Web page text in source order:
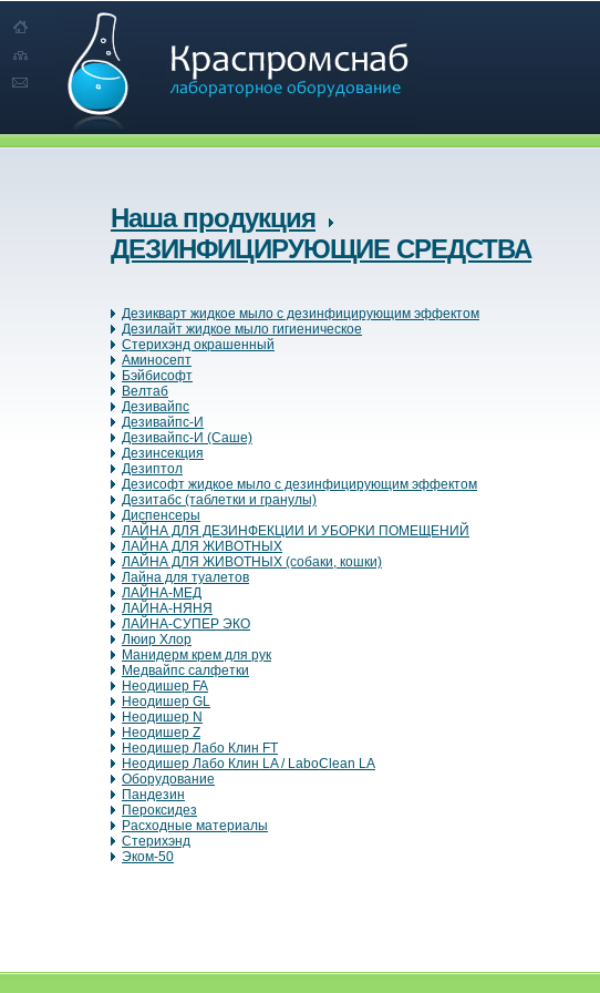
Наша продукция
ДЕЗИНФИЦИРУЮЩИЕ СРЕДСТВА
Дезикварт жидкое мыло с дезинфицирующим эффектом
Дезилайт жидкое мыло гигиеническое
Стерихэнд окрашенный
Аминосепт
Бэйбисофт
Велтаб
Дезивайпс
Дезивайпс-И
Дезивайпс-И (Саше)
Дезинсекция
Дезиптол
Дезисофт жидкое мыло с дезинфицирующим эффектом
Дезитабс (таблетки и гранулы)
Диспенсеры
ЛАЙНА ДЛЯ ДЕЗИНФЕКЦИИ И УБОРКИ ПОМЕЩЕНИЙ
ЛАЙНА ДЛЯ ЖИВОТНЫХ
ЛАЙНА ДЛЯ ЖИВОТНЫХ (собаки, кошки)
Лайна для туалетов
ЛАЙНА-МЕД
ЛАЙНА-НЯНЯ
ЛАЙНА-СУПЕР ЭКО
Люир Хлор
Манидерм крем для рук
Медвайпс салфетки
Неодишер FA
Неодишер GL
Неодишер N
Неодишер Z
Неодишер Лабо Клин FT
Неодишер Лабо Клин LA / LaboClean LA
Оборудование
Пандезин
Пероксидез
Расходные материалы
Стерихэнд
Эком-50